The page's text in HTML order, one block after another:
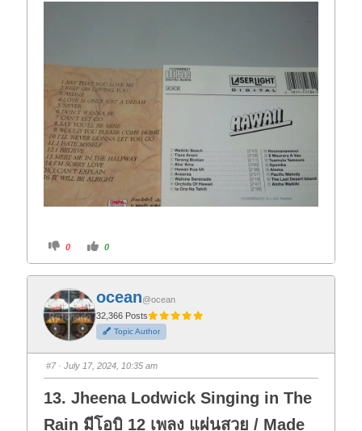
C
i
f
o
r
t
h
u
m
b
d
o
n
.
0
C
i
o
t
h
u
m
b
u
p
0
ocean@ocean
32,366 Posts
Topic Author
#7· July 17, 2024, 10:35 am
13. Jheena Lodwick Singing in The
Rain มีโอบิ 12 เพลง แผ่นสวย / Made